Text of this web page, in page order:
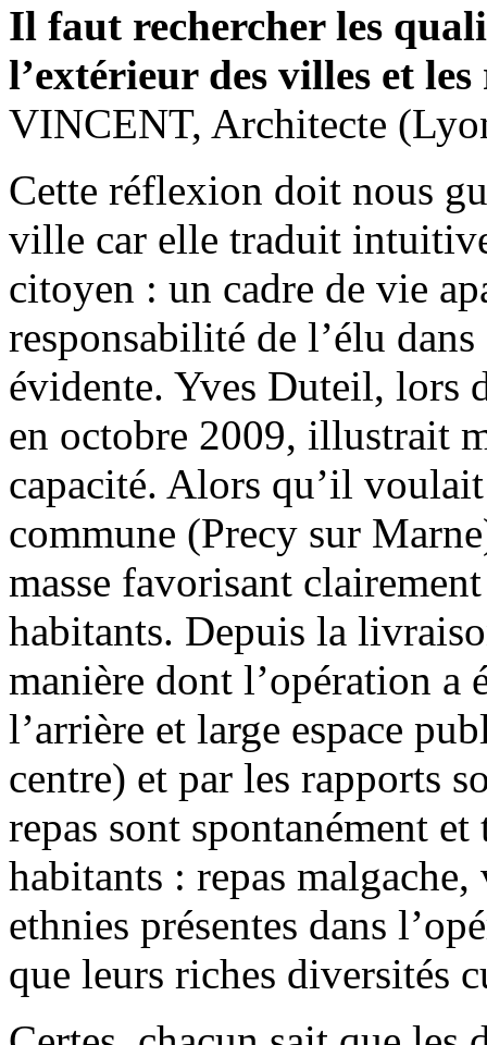
Il faut rechercher les
l’extérieur des villes et
VINCENT, Architecte
Cette réflexion doit nous
ville car elle traduit
citoyen : un cadre de vie
responsabilité de l’élu
évidente. Yves Duteil, lors
en octobre 2009, illustrait
capacité. Alors qu’il
commune (Precy sur
masse favorisant
habitants. Depuis la
manière dont l’opération a
l’arrière et large espace
centre) et par les rapports
repas sont spontanément
habitants : repas
ethnies présentes dans
que leurs riches diversités